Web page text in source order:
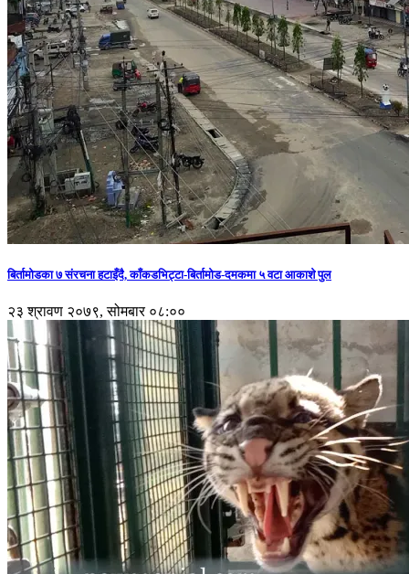
बिर्तामोडका ७ संरचना हटाइँदै, काँकडभिट्टा-बिर्तामोड-दमकमा ५ वटा आकाशे पुल
२३ श्रावण २०७९, सोमबार ०८:००